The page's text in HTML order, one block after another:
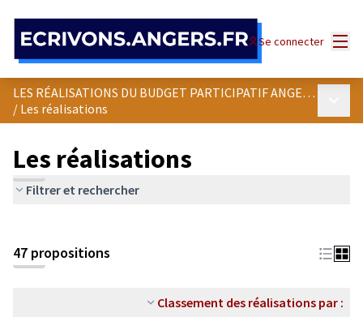
Se connecter
LES RÉALISATIONS DU BUDGET PARTICIPATIF ANGEVIN
/ Les réalisations
Les réalisations
Filtrer et rechercher
47 propositions
Classement des réalisations par :